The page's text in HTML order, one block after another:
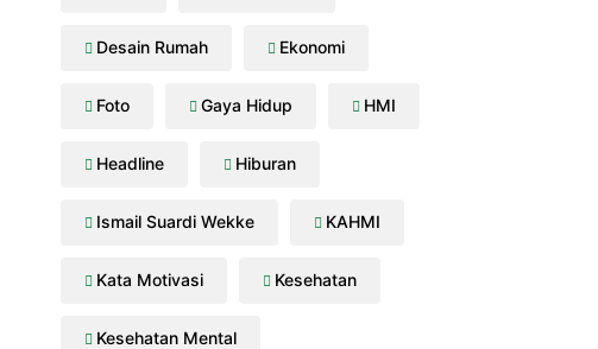
Desain Rumah Ekonomi
Foto Gaya Hidup HMI
Headline Hiburan
Ismail Suardi Wekke KAHMI
Kata Motivasi Kesehatan
Kesehatan Mental